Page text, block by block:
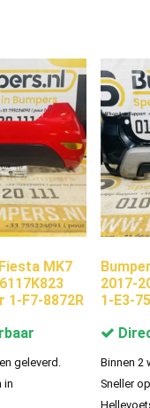
MK7
1-F7-8872R
geleverd.
in
2017-
1-E3-
Binnen 2
Sneller